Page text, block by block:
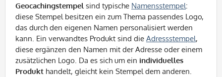
Geocachingstempel sind typische Namensstempel:
diese Stempel besitzen ein zum Thema passendes Logo,
das durch den eigenen Namen personalisiert werden
kann. Ein verwandtes Produkt sind die Adressstempel,
diese ergänzen den Namen mit der Adresse oder einem
zusätzlichen Logo. Da es sich um ein individuelles
Produkt handelt, gleicht kein Stempel dem anderen.